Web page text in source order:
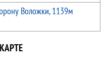
Воложки, 1139м